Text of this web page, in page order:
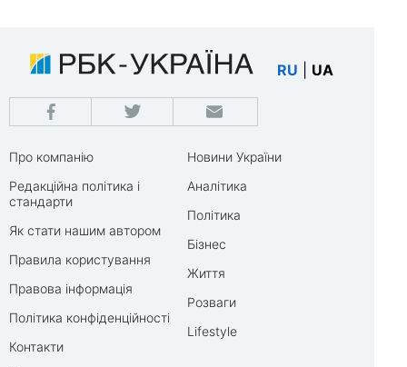
RU UA
Про компанію
Редакційна політика і
стандарти
Як стати нашим автором
Правила користування
Правова інформація
Політика конфіденційності
Контакти
Новини України
Аналітика
Політика
Бізнес
Життя
Розваги
Lifestyle